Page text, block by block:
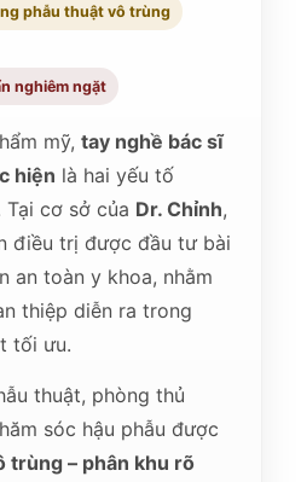
phẫu thuật vô trùng
nghiêm ngặt
mỹ,tay nghề bác sĩ
hiện là hai yếu tố
cơ sở của Dr. Chỉnh,
điều trị được đầu tư bài
an toàn y khoa, nhằm
thiệp diễn ra trong
tối ưu.
thuật, phòng thủ
sóc hậu phẫu được
trùng – phân khu rõ